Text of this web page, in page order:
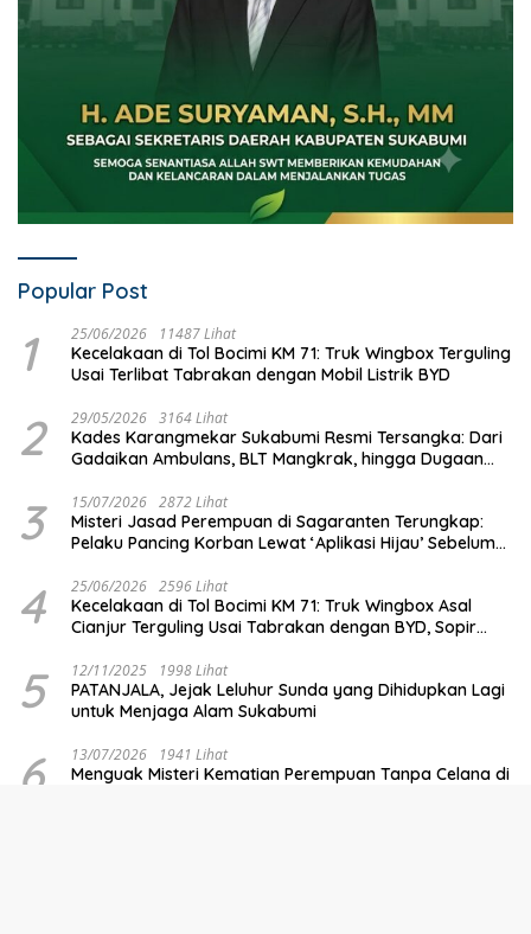
Popular Post
1 25/06/2026 11487 Lihat
Kecelakaan di Tol Bocimi KM 71: Truk Wingbox Terguling
Usai Terlibat Tabrakan dengan Mobil Listrik BYD
2 29/05/2026 3164 Lihat
Kades Karangmekar Sukabumi Resmi Tersangka: Dari
Gadaikan Ambulans, BLT Mangkrak, hingga Dugaan
3 15/07/2026 2872 Lihat
Misteri Jasad Perempuan di Sagaranten Terungkap:
Pelaku Pancing Korban Lewat ‘Aplikasi Hijau’ Sebelum
4 25/06/2026 2596 Lihat
Kecelakaan di Tol Bocimi KM 71: Truk Wingbox Asal
Cianjur Terguling Usai Tabrakan dengan BYD, Sopir
5 12/11/2025 1998 Lihat
PATANJALA, Jejak Leluhur Sunda yang Dihidupkan Lagi
untuk Menjaga Alam Sukabumi
6 13/07/2026 1941 Lihat
Menguak Misteri Kematian Perempuan Tanpa Celana di